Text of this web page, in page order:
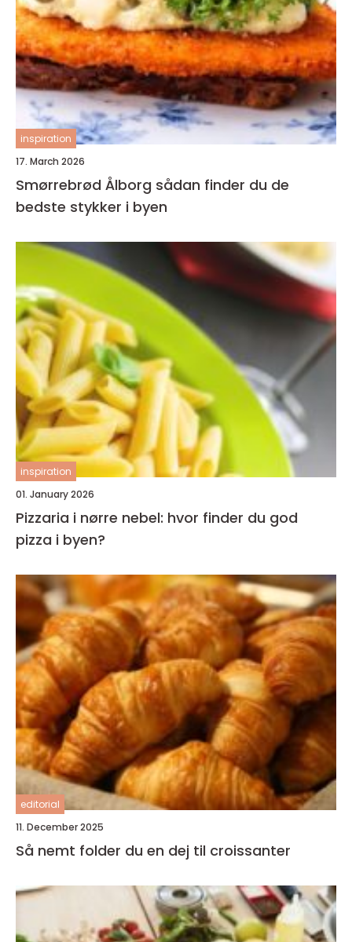
inspiration
17. March 2026
Smørrebrød Ålborg sådan finder du de
bedste stykker i byen
inspiration
01. January 2026
Pizzaria i nørre nebel: hvor finder du god
pizza i byen?
editorial
11. December 2025
Så nemt folder du en dej til croissanter